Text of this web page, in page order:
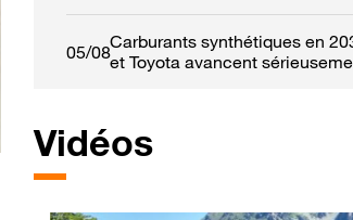
05/08Carburants synthétiques en
et Toyota avancent
Vidéos